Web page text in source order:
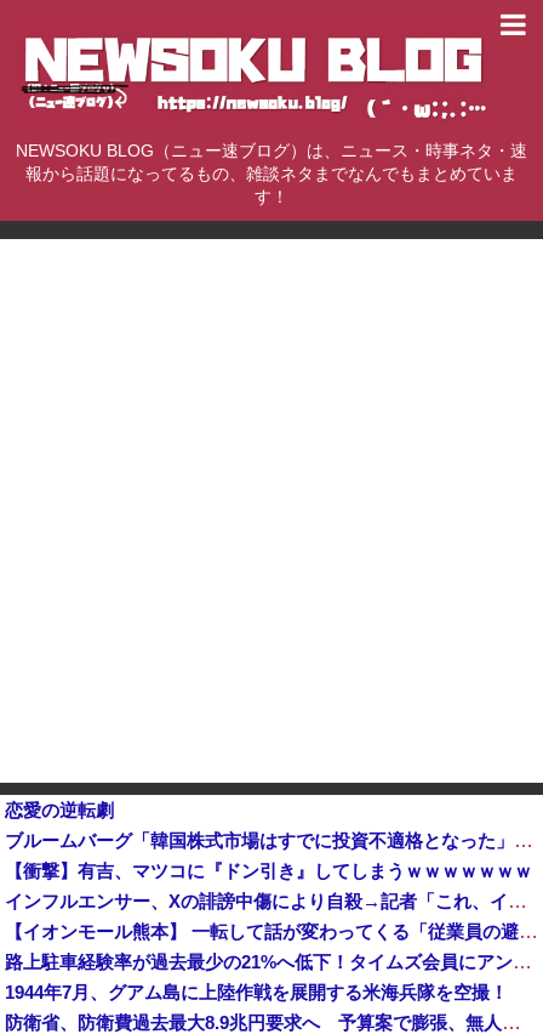
NEWSOKU BLOG（ニュー速ブログ）は、ニュース・時事ネタ・速
報から話題になってるもの、雑談ネタまでなんでもまとめていま
す！
恋愛の逆転劇
ブルームバーグ「韓国株式市場はすでに投資不適格となった」→韓国財務相「韓国経済は絶好調！ 韓国市場は安泰!!」……まあ、うん。国外からどう認識されているのかって問題だから……さ
【衝撃】有吉、マツコに『ドン引き』してしまうｗｗｗｗｗｗｗ
インフルエンサー、Xの誹謗中傷により自殺→記者「これ、インプレゾンビが誹謗中傷の中心じゃね？」→分析していくとヤバイ真実が浮かび上がる他
【イオンモール熊本】 一転して話が変わってくる「従業員の避難誘導の証言が複数」イオン側が社内規定に抵触していた疑い
路上駐車経験率が過去最少の21%へ低下！タイムズ会員にアンケート
1944年7月、グアム島に上陸作戦を展開する米海兵隊を空撮！
防衛省、防衛費過去最大8.9兆円要求へ 予算案で膨張、無人機・AI導入